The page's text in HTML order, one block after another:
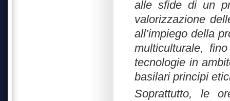
alle sfide di un
valorizzazione
all’impiego della
multiculturale,
tecnologie in
basilari principi
Soprattutto, le